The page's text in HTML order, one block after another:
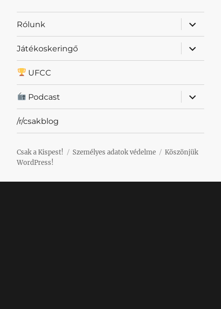
Rólunk
almenü
Játékoskeringő
almenü
UFCC
Podcast
almenü
/r/csakblog
Csak a Kispest! Személyes adatok védelme
Köszönjük
WordPress!